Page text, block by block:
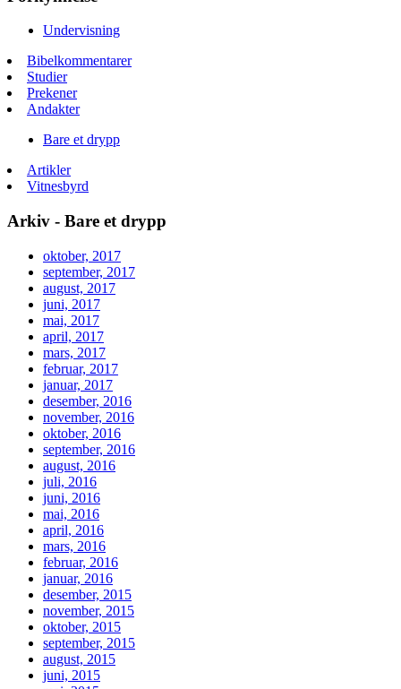
Undervisning
Bibelkommentarer
Studier
Prekener
Andakter
Bare et drypp
Artikler
Vitnesbyrd
Arkiv - Bare et drypp
oktober, 2017
september, 2017
august, 2017
juni, 2017
mai, 2017
april, 2017
mars, 2017
februar, 2017
januar, 2017
desember, 2016
november, 2016
oktober, 2016
september, 2016
august, 2016
juli, 2016
juni, 2016
mai, 2016
april, 2016
mars, 2016
februar, 2016
januar, 2016
desember, 2015
november, 2015
oktober, 2015
september, 2015
august, 2015
juni, 2015